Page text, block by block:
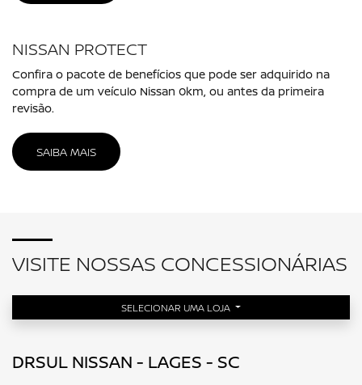
NISSAN PROTECT
Confira o pacote de benefícios que pode ser adquirido na
compra de um veículo Nissan 0km, ou antes da primeira
revisão.
SAIBA MAIS
VISITE NOSSAS CONCESSIONÁRIAS
SELECIONAR UMA LOJA
DRSUL NISSAN - LAGES - SC